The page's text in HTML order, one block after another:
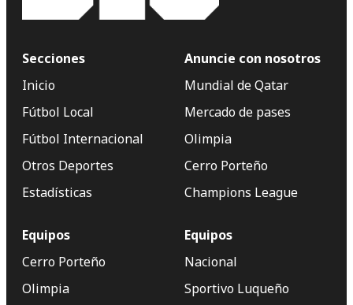
Secciones
Inicio
Fútbol Local
Fútbol Internacional
Otros Deportes
Estadísticas
Anuncie con nosotros
Mundial de Qatar
Mercado de pases
Olimpia
Cerro Porteño
Champions League
Equipos
Cerro Porteño
Olimpia
Equipos
Nacional
Sportivo Luqueño